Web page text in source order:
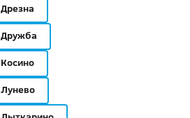
Дрезна
Дружба
Косино
Лунево